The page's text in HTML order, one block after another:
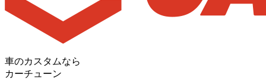
車のカスタムなら
カーチューン